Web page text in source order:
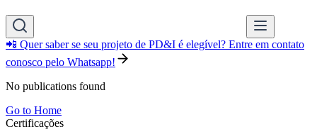
📲 Quer saber se seu projeto de PD&I é elegível? Entre em contato
conosco pelo Whatsapp!
No publications found
Go to Home
Certificações